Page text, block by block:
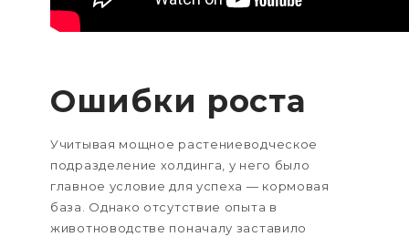
Ошибки роста
Учитывая мощное растениеводческое
подразделение холдинга, у него было
главное условие для успеха — кормовая
база. Однако отсутствие опыта в
животноводстве поначалу заставило